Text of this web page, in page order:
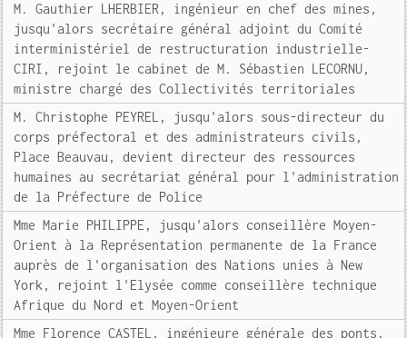
M. Gauthier LHERBIER, ingénieur en chef des mines,
jusqu'alors secrétaire général adjoint du Comité
interministériel de restructuration industrielle-
CIRI, rejoint le cabinet de M. Sébastien LECORNU,
ministre chargé des Collectivités territoriales
M. Christophe PEYREL, jusqu'alors sous-directeur du
corps préfectoral et des administrateurs civils,
Place Beauvau, devient directeur des ressources
humaines au secrétariat général pour l'administration
de la Préfecture de Police
Mme Marie PHILIPPE, jusqu'alors conseillère Moyen-
Orient à la Représentation permanente de la France
auprès de l'organisation des Nations unies à New
York, rejoint l'Elysée comme conseillère technique
Afrique du Nord et Moyen-Orient
Mme Florence CASTEL, ingénieure générale des ponts,